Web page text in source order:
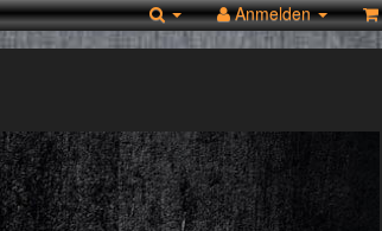
Anmelden